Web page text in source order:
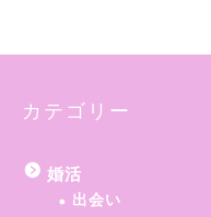
カテゴリー
婚活
出会い